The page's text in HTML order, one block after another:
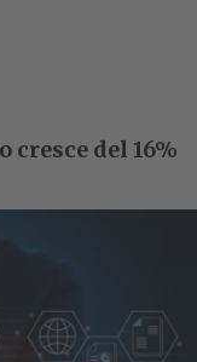
del 16%